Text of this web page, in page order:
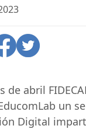
de abril
un
Digital